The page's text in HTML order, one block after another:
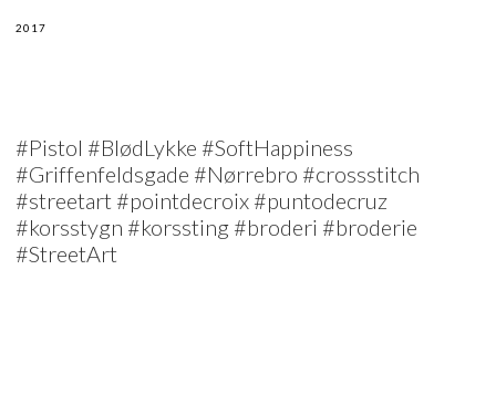
2017
#Pistol #BlødLykke #SoftHappiness
#Griffenfeldsgade #Nørrebro #crossstitch
#streetart #pointdecroix #puntodecruz
#korsstygn #korssting #broderi #broderie
#StreetArt